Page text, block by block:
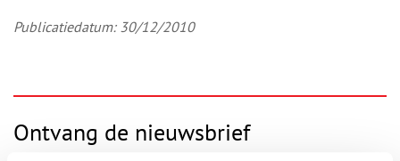
Publicatiedatum: 30/12/2010
Ontvang de nieuwsbrief